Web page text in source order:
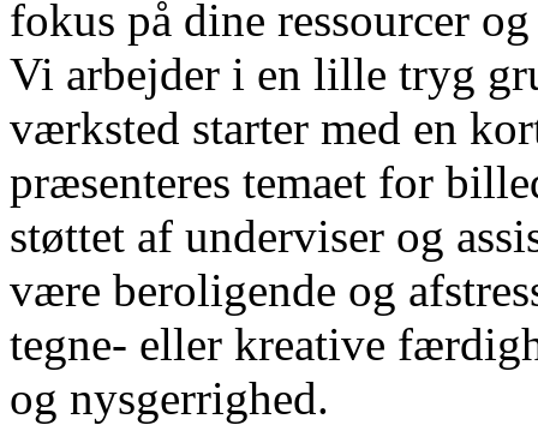
fokus på dine ressourcer
Vi arbejder i en lille tryg
værksted starter med en
præsenteres temaet for
støttet af underviser og
være beroligende og
tegne- eller kreative
og nysgerrighed.